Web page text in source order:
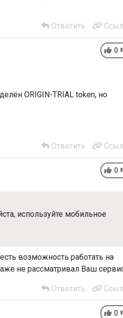
Ответить
0
ORIGIN-TRIAL token, но
Ответить
0
используйте мобильное
возможность работать на
не рассматривал Ваш
Ответить
0